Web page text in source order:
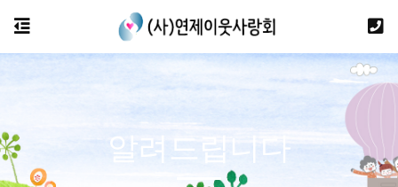
알려드립니다